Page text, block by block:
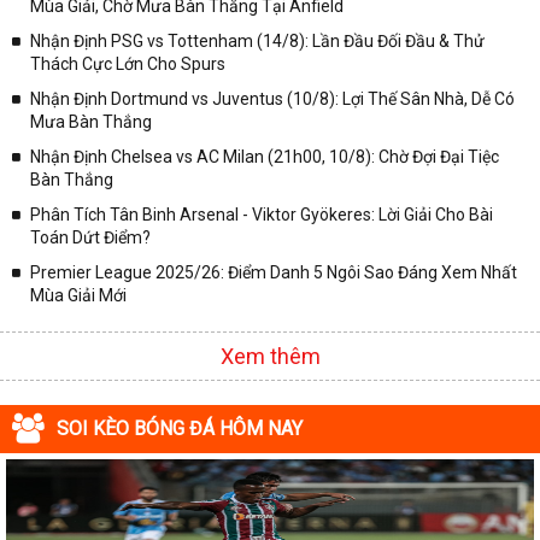
✓ Giải VĐQG Tây Ban Nha;
✓ VĐQG Đức;
✓ VĐQG Pháp;
✓ Liên Đoàn Anh;
✓ U23 Châu Á;
✓ Euro 2020;
✓ VLWC KV Châu Á;
✓ Các giải đấu bóng đá khác.
Vì vậy, đồng hành cùng với chuyên trang
sẽ không bỏ lỡ bất kỳ trận đấu bóng đá nào, đặc biệt là những trận
bóng siêu kinh điển tại các giải bóng đá lớn nhất trên Thế giới. Tại
đây, mọi người sẽ có thể khai thác thêm được rất nhiều những
thông tin liên quan đến trận đấu bóng đá sắp diễn ra như:
Mùa Giải, Chờ Mưa Bàn Thắng Tại Anfield
Nhận Định PSG vs Tottenham (14/8): Lần Đầu Đối Đầu & Thử
Thách Cực Lớn Cho Spurs
Nhận Định Dortmund vs Juventus (10/8): Lợi Thế Sân Nhà, Dễ Có
Mưa Bàn Thắng
Nhận Định Chelsea vs AC Milan (21h00, 10/8): Chờ Đợi Đại Tiệc
Bàn Thắng
Phân Tích Tân Binh Arsenal - Viktor Gyökeres: Lời Giải Cho Bài
Toán Dứt Điểm?
Premier League 2025/26: Điểm Danh 5 Ngôi Sao Đáng Xem Nhất
Mùa Giải Mới
Xem thêm
SOI KÈO BÓNG ĐÁ HÔM NAY